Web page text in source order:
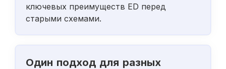
ключевых преимуществ ED перед
старыми схемами.
Один подход для разных